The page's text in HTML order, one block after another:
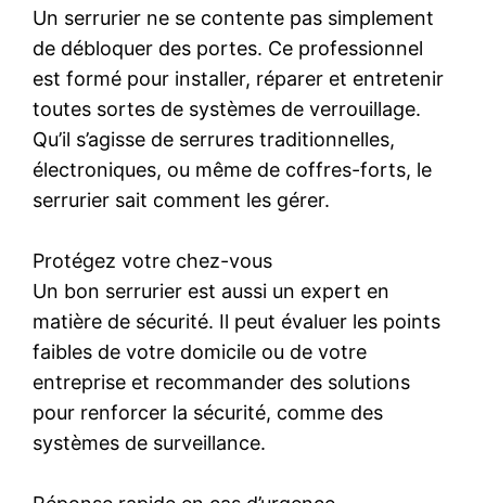
Un serrurier ne se contente pas simplement
de débloquer des portes. Ce professionnel
est formé pour installer, réparer et entretenir
toutes sortes de systèmes de verrouillage.
Qu’il s’agisse de serrures traditionnelles,
électroniques, ou même de coffres-forts, le
serrurier sait comment les gérer.
Protégez votre chez-vous
Un bon serrurier est aussi un expert en
matière de sécurité. Il peut évaluer les points
faibles de votre domicile ou de votre
entreprise et recommander des solutions
pour renforcer la sécurité, comme des
systèmes de surveillance.